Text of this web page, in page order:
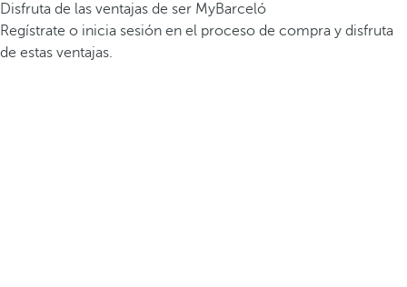
Disfruta de las ventajas de ser MyBarceló
Regístrate o inicia sesión en el proceso de compra y disfruta
de estas ventajas.